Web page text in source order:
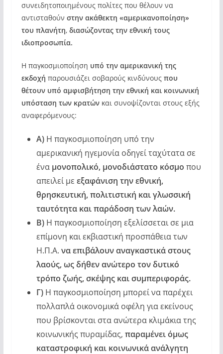
συνειδητοποιημένους πολίτες που θέλουν να
αντισταθούν στην ακάθεκτη «αμερικανοποίηση»
του πλανήτη, διασώζοντας την εθνική τους
ιδιοπροσωπία.
Η παγκοσμιοποίηση υπό την αμερικανική της
εκδοχή παρουσιάζει σοβαρούς κινδύνους που
θέτουν υπό αμφισβήτηση την εθνική και κοινωνική
υπόσταση των κρατώνκαι συνοψίζονται στους εξής
αναφερόμενους:
Α)Η παγκοσμιοποίηση υπό την
αμερικανική ηγεμονία οδηγεί ταχύτατα σε
ένα μονοπολικό, μονοδιάστατο κόσμο που
απειλεί με εξαφάνιση την εθνική,
θρησκευτική, πολιτιστική και γλωσσική
ταυτότητα και παράδοση των λαών.
Β) Η παγκοσμιοποίηση εξελίσσεται σε μια
επίμονη και εκβιαστική προσπάθεια των
Η.Π.Α. να επιβάλουν αναγκαστικά στους
λαούς, ως δήθεν ανώτερο τον δυτικό
τρόπο ζωής, σκέψης και συμπεριφοράς.
Γ) Η παγκοσμιοποίηση μπορεί να παρέχει
πολλαπλά οικονομικά οφέλη για εκείνους
που βρίσκονται στα ανώτερα κλιμάκια της
κοινωνικής πυραμίδας, παραμένει όμως
καταστροφική και κοινωνικά ανάλγητη